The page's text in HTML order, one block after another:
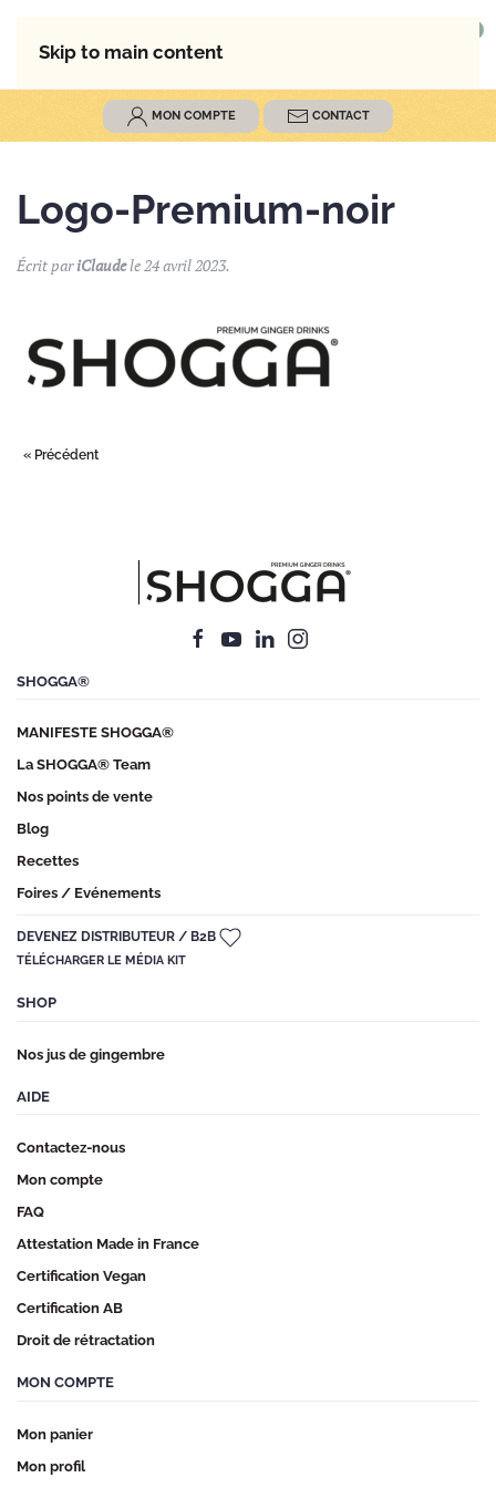
Skip to main content
MENU
MON COMPTE CONTACT
Logo-Premium-noir
Écrit pariClaudele 24 avril 2023.
« Précédent
SHOGGA®
MANIFESTE SHOGGA®
La SHOGGA® Team
Nos points de vente
Blog
Recettes
Foires / Evénements
DEVENEZ DISTRIBUTEUR / B2B
TÉLÉCHARGER LE MÉDIA KIT
SHOP
Nos jus de gingembre
AIDE
Contactez-nous
Mon compte
FAQ
Attestation Made in France
Certification Vegan
Certification AB
Droit de rétractation
MON COMPTE
Mon panier
Mon profil